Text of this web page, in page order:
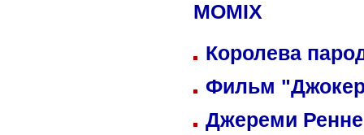
MOMIX
Королева
Фильм
Джереми